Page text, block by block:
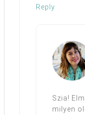
Reply
Szia!
milyen